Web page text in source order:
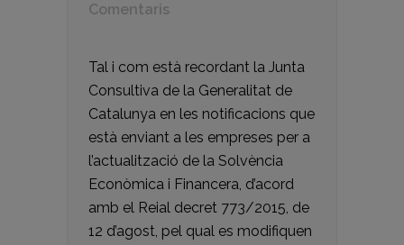
Comentaris
Tal i com està recordant la Junta
Consultiva de la Generalitat de
Catalunya en les notificacions que
està enviant a les empreses per a
l’actualització de la Solvència
Econòmica i Financera, d’acord
amb el Reial decret 773/2015, de
12 d’agost, pel qual es modifiquen